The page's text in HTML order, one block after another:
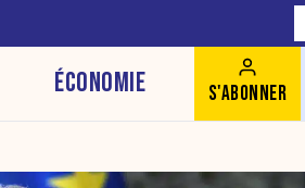
ÉCONOMIE S'ABONNER